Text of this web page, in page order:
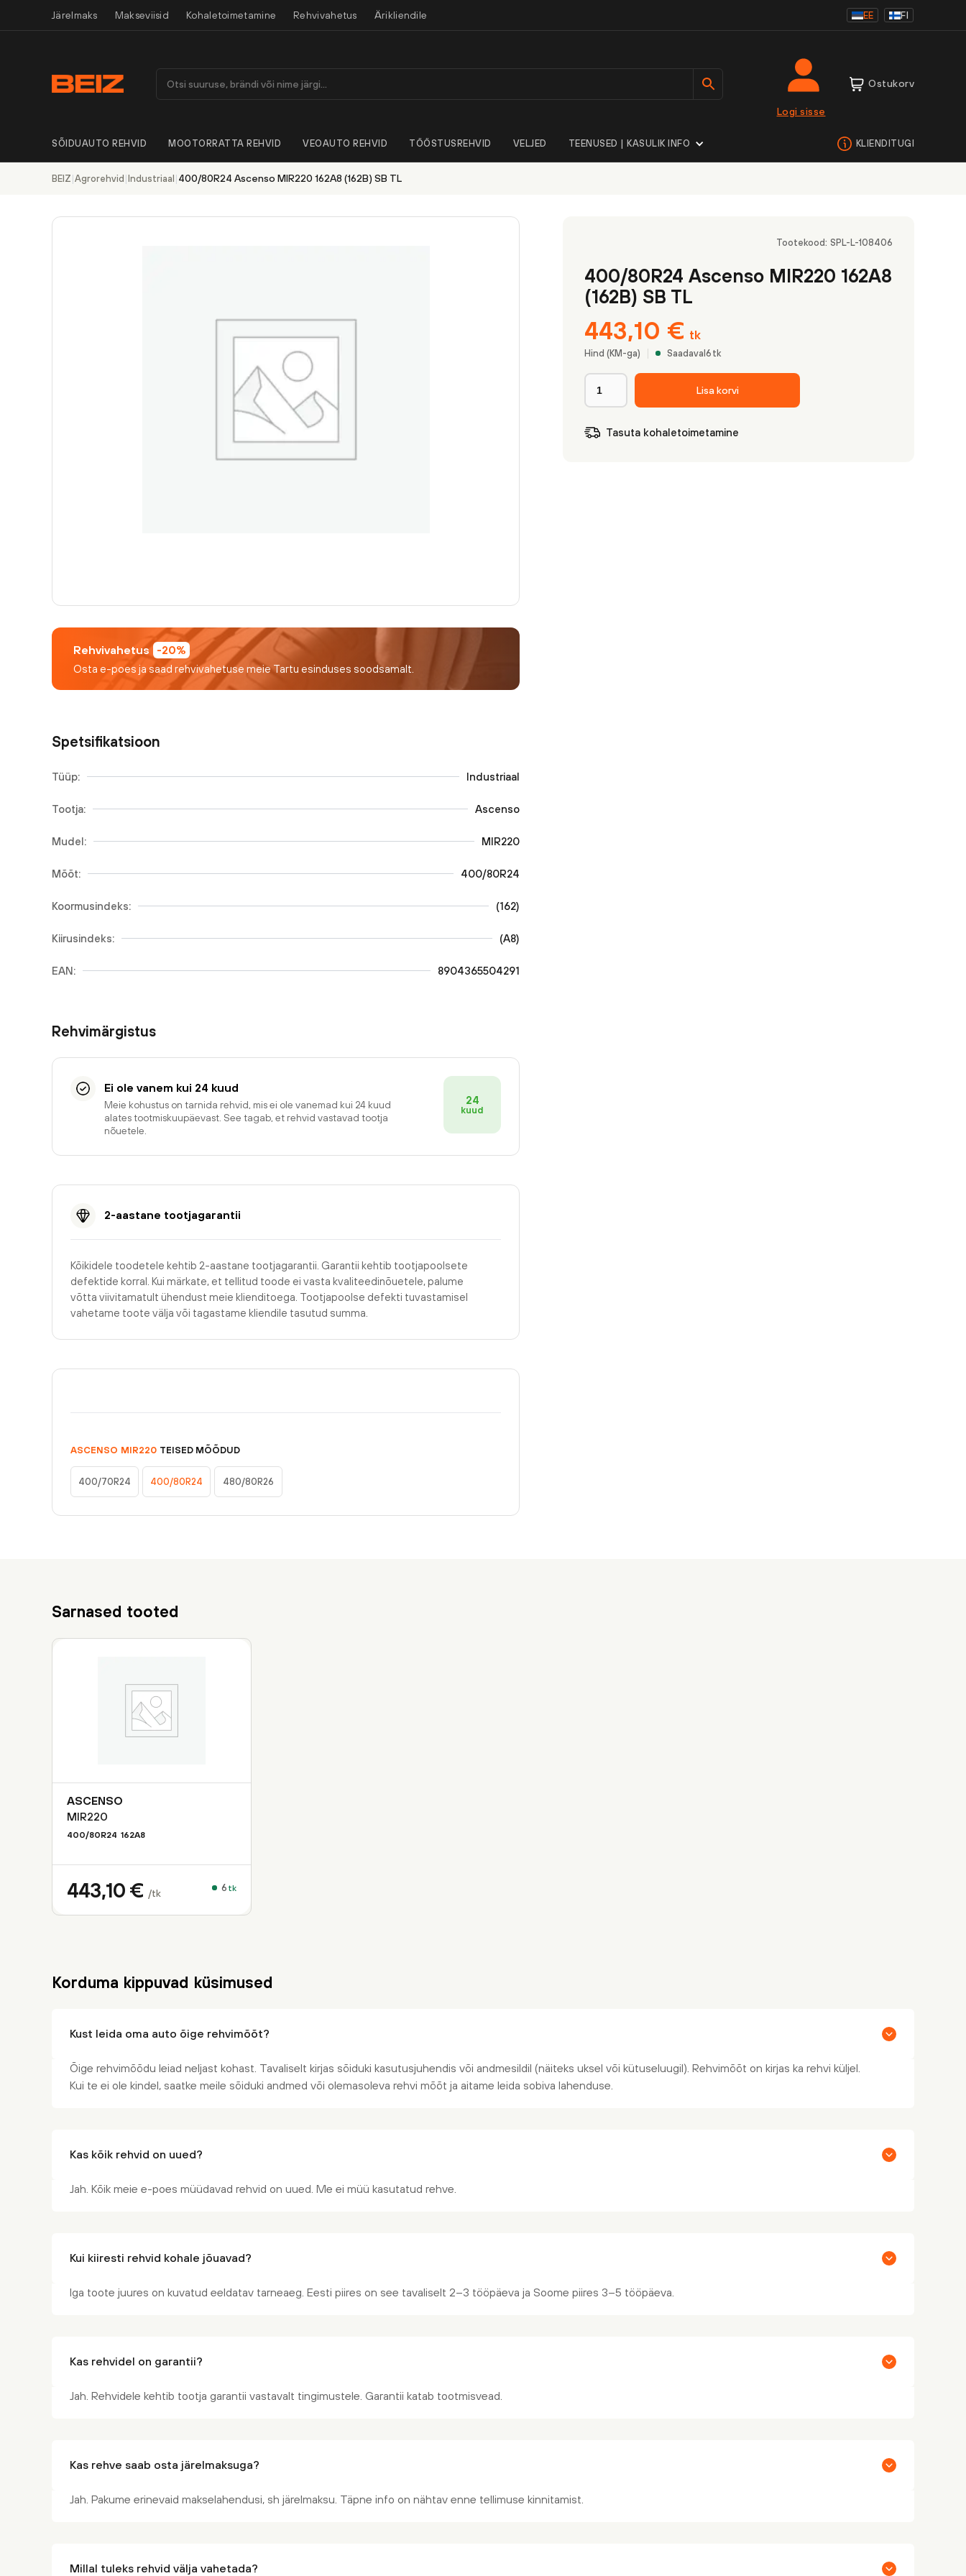
Järelmaks Makseviisid Kohaletoimetamine Rehvivahetus Ärikliendile EE FI
Logi sisse
Ostukorv
SÕIDUAUTO REHVID MOOTORRATTA REHVID VEOAUTO REHVID TÖÖSTUSREHVID VELJED TEENUSED | KASULIK INFO KLIENDITUGI
BEIZ |Agrorehvid | Industriaal |400/80R24 Ascenso MIR220 162A8 (162B) SB TL
Rehvivahetus -20%
Osta e-poes ja saad rehvivahetuse meie Tartu esinduses soodsamalt.
Spetsifikatsioon
Tüüp: Industriaal
Tootja: Ascenso
Mudel: MIR220
Mõõt: 400/80R24
Koormusindeks: (162)
Kiirusindeks: (A8)
EAN: 8904365504291
Rehvimärgistus
Ei ole vanem kui 24 kuud
Meie kohustus on tarnida rehvid, mis ei ole vanemad kui 24 kuud
alates tootmiskuupäevast. See tagab, et rehvid vastavad tootja
nõuetele.
24
kuud
2-aastane tootjagarantii
Kõikidele toodetele kehtib 2-aastane tootjagarantii. Garantii kehtib tootjapoolsete
defektide korral. Kui märkate, et tellitud toode ei vasta kvaliteedinõuetele, palume
võtta viivitamatult ühendust meie klienditoega. Tootjapoolse defekti tuvastamisel
vahetame toote välja või tagastame kliendile tasutud summa.
ASCENSO MIR220 TEISED MÕÕDUD
400/70R24 400/80R24 480/80R26
Tootekood: SPL-L-108406
400/80R24 Ascenso MIR220 162A8
(162B) SB TL
443,10 € tk
Hind (KM-ga) Saadaval6 tk
Lisa korvi
Tasuta kohaletoimetamine
Sarnased tooted
ASCENSO
MIR220
400/80R24 162A8
443,10 € /tk 6 tk
Korduma kippuvad küsimused
Kust leida oma auto õige rehvimõõt?
Õige rehvimõõdu leiad neljast kohast. Tavaliselt kirjas sõiduki kasutusjuhendis või andmesildil (näiteks uksel või kütuseluugil). Rehvimõõt on kirjas ka rehvi küljel.
Kui te ei ole kindel, saatke meile sõiduki andmed või olemasoleva rehvi mõõt ja aitame leida sobiva lahenduse.
Kas kõik rehvid on uued?
Jah. Kõik meie e-poes müüdavad rehvid on uued. Me ei müü kasutatud rehve.
Kui kiiresti rehvid kohale jõuavad?
Iga toote juures on kuvatud eeldatav tarneaeg. Eesti piires on see tavaliselt 2–3 tööpäeva ja Soome piires 3–5 tööpäeva.
Kas rehvidel on garantii?
Jah. Rehvidele kehtib tootja garantii vastavalt tingimustele. Garantii katab tootmisvead.
Kas rehve saab osta järelmaksuga?
Jah. Pakume erinevaid makselahendusi, sh järelmaksu. Täpne info on nähtav enne tellimuse kinnitamist.
Millal tuleks rehvid välja vahetada?